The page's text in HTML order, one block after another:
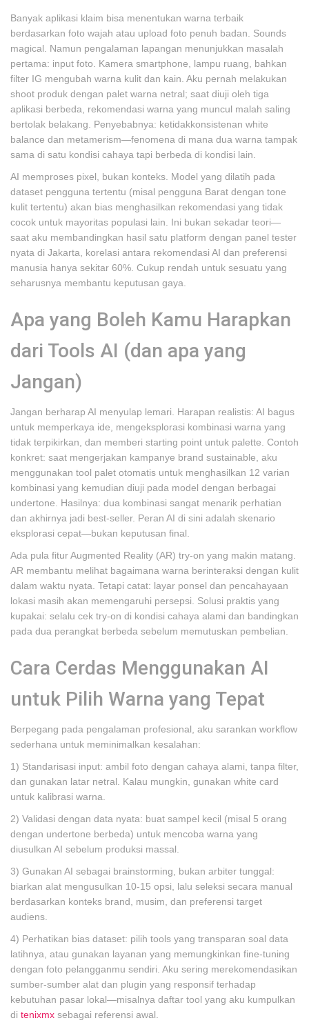
Banyak aplikasi klaim bisa menentukan warna terbaik
berdasarkan foto wajah atau upload foto penuh badan. Sounds
magical. Namun pengalaman lapangan menunjukkan masalah
pertama: input foto. Kamera smartphone, lampu ruang, bahkan
filter IG mengubah warna kulit dan kain. Aku pernah melakukan
shoot produk dengan palet warna netral; saat diuji oleh tiga
aplikasi berbeda, rekomendasi warna yang muncul malah saling
bertolak belakang. Penyebabnya: ketidakkonsistenan white
balance dan metamerism—fenomena di mana dua warna tampak
sama di satu kondisi cahaya tapi berbeda di kondisi lain.
AI memproses pixel, bukan konteks. Model yang dilatih pada
dataset pengguna tertentu (misal pengguna Barat dengan tone
kulit tertentu) akan bias menghasilkan rekomendasi yang tidak
cocok untuk mayoritas populasi lain. Ini bukan sekadar teori—
saat aku membandingkan hasil satu platform dengan panel tester
nyata di Jakarta, korelasi antara rekomendasi AI dan preferensi
manusia hanya sekitar 60%. Cukup rendah untuk sesuatu yang
seharusnya membantu keputusan gaya.
Apa yang Boleh Kamu Harapkan
dari Tools AI (dan apa yang
Jangan)
Jangan berharap AI menyulap lemari. Harapan realistis: AI bagus
untuk memperkaya ide, mengeksplorasi kombinasi warna yang
tidak terpikirkan, dan memberi starting point untuk palette. Contoh
konkret: saat mengerjakan kampanye brand sustainable, aku
menggunakan tool palet otomatis untuk menghasilkan 12 varian
kombinasi yang kemudian diuji pada model dengan berbagai
undertone. Hasilnya: dua kombinasi sangat menarik perhatian
dan akhirnya jadi best-seller. Peran AI di sini adalah skenario
eksplorasi cepat—bukan keputusan final.
Ada pula fitur Augmented Reality (AR) try-on yang makin matang.
AR membantu melihat bagaimana warna berinteraksi dengan kulit
dalam waktu nyata. Tetapi catat: layar ponsel dan pencahayaan
lokasi masih akan memengaruhi persepsi. Solusi praktis yang
kupakai: selalu cek try-on di kondisi cahaya alami dan bandingkan
pada dua perangkat berbeda sebelum memutuskan pembelian.
Cara Cerdas Menggunakan AI
untuk Pilih Warna yang Tepat
Berpegang pada pengalaman profesional, aku sarankan workflow
sederhana untuk meminimalkan kesalahan:
1) Standarisasi input: ambil foto dengan cahaya alami, tanpa filter,
dan gunakan latar netral. Kalau mungkin, gunakan white card
untuk kalibrasi warna.
2) Validasi dengan data nyata: buat sampel kecil (misal 5 orang
dengan undertone berbeda) untuk mencoba warna yang
diusulkan AI sebelum produksi massal.
3) Gunakan AI sebagai brainstorming, bukan arbiter tunggal:
biarkan alat mengusulkan 10-15 opsi, lalu seleksi secara manual
berdasarkan konteks brand, musim, dan preferensi target
audiens.
4) Perhatikan bias dataset: pilih tools yang transparan soal data
latihnya, atau gunakan layanan yang memungkinkan fine-tuning
dengan foto pelangganmu sendiri. Aku sering merekomendasikan
sumber-sumber alat dan plugin yang responsif terhadap
kebutuhan pasar lokal—misalnya daftar tool yang aku kumpulkan
di tenixmx sebagai referensi awal.